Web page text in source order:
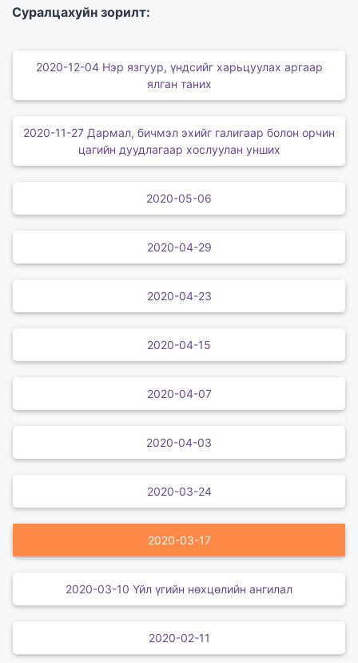
Суралцахуйн зорилт:
2020-12-04 Нэр язгуур, үндсийг харьцуулах аргаар
ялган таних
2020-11-27 Дармал, бичмэл эхийг галигаар болон орчин
цагийн дуудлагаар хослуулан унших
2020-05-06
2020-04-29
2020-04-23
2020-04-15
2020-04-07
2020-04-03
2020-03-24
2020-03-17
2020-03-10 Үйл үгийн нөхцөлийн ангилал
2020-02-11